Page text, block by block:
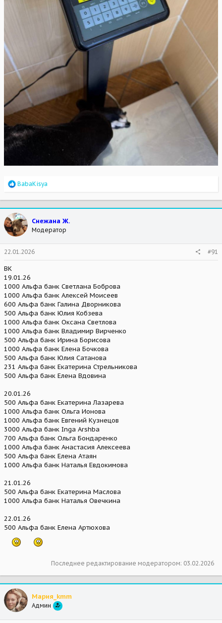
R
a
c
t
i
o
n
:
BabaKisya
Снежана Ж.
Модератор
22.01.2026 #91
ВК
19.01.26
1000 Альфа банк Светлана Боброва
1000 Альфа банк Алексей Моисеев
600 Альфа банк Галина Дворникова
500 Альфа банк Юлия Кобзева
1000 Альфа банк Оксана Светлова
1000 Альфа банк Владимир Вирченко
500 Альфа банк Ирина Борисова
1000 Альфа банк Елена Бочкова
500 Альфа банк Юлия Сатанова
231 Альфа банк Екатерина Стрельникова
500 Альфа банк Елена Вдовина
20.01.26
500 Альфа банк Екатерина Лазарева
1000 Альфа банк Ольга Ионова
1000 Альфа банк Евгений Кузнецов
3000 Альфа банк Inga Arshba
700 Альфа банк Ольга Бондаренко
1000 Альфа банк Анастасия Алексеева
500 Альфа банк Елена Атаян
1000 Альфа банк Наталья Евдокимова
21.01.26
500 Альфа банк Екатерина Маслова
1000 Альфа банк Наталья Овечкина
22.01.26
500 Альфа банк Елена Артюхова
Последнее редактирование модератором: 03.02.2026
Мария_kmm
Админ